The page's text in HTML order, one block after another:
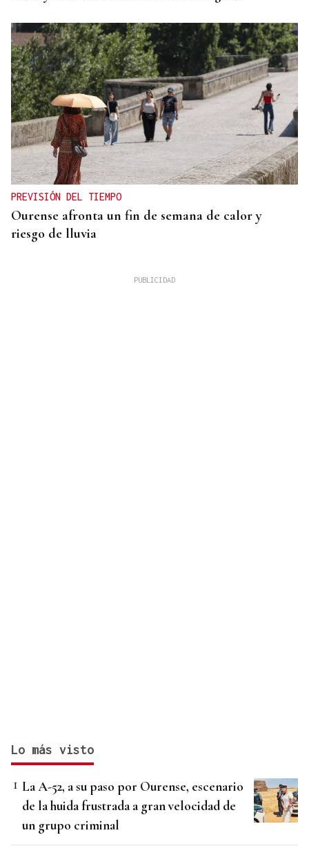
PREVISIÓN DEL TIEMPO
Ourense afronta un fin de semana de calor y
riesgo de lluvia
Lo más visto
La A-52, a su paso por Ourense, escenario
de la huida frustrada a gran velocidad de
un grupo criminal